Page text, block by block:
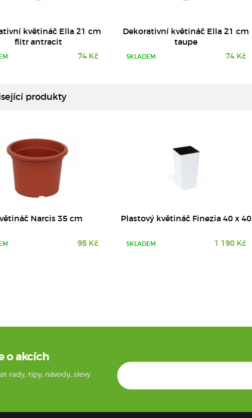
květináč Ella 21 cm
flitr antracit
74 Kč
Dekorativní květináč Ella 21 cm
taupe
SKLADEM 74 Kč
produkty
Narcis 35 cm
95 Kč
Plastový květináč Finezia 40 x 40
SKLADEM 1 190 Kč
o akcích
rady, tipy, návody, slevy.